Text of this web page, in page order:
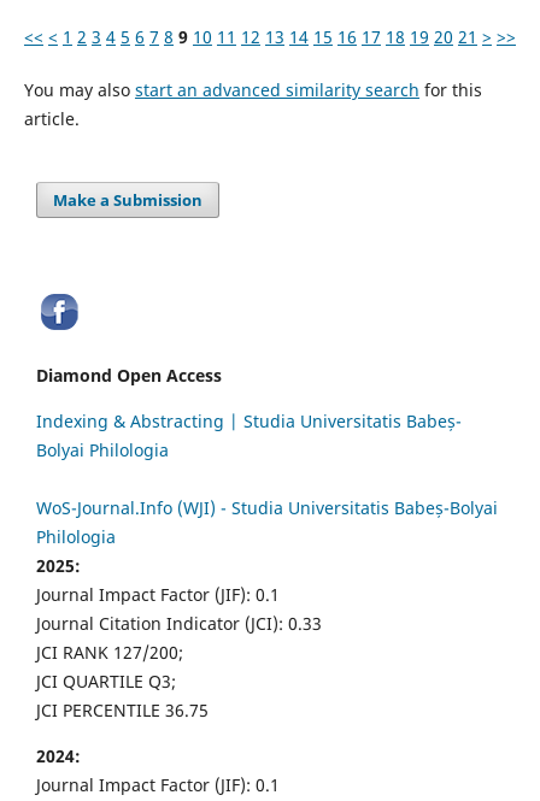
<< < 1 2 3 4 5 6 7 8 9 10 11 12 13 14 15 16 17 18 19 20 21 > >>
You may also start an advanced similarity search for this
article.
Make a Submission
Diamond Open Access
Indexing & Abstracting | Studia Universitatis Babeș-
Bolyai Philologia
WoS-Journal.Info (WJI) - Studia Universitatis Babeș-Bolyai
Philologia
2025:
Journal Impact Factor (JIF): 0.1
Journal Citation Indicator (JCI): 0.33
JCI RANK 127/200;
JCI QUARTILE Q3;
JCI PERCENTILE 36.75
2024:
Journal Impact Factor (JIF): 0.1